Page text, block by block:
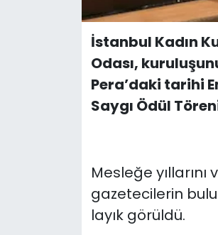
İstanbul Kadın
Odası,
Pera’daki tarihi
Saygı Ödül
Mesleğe
gazetecilerin
layık görüldü.